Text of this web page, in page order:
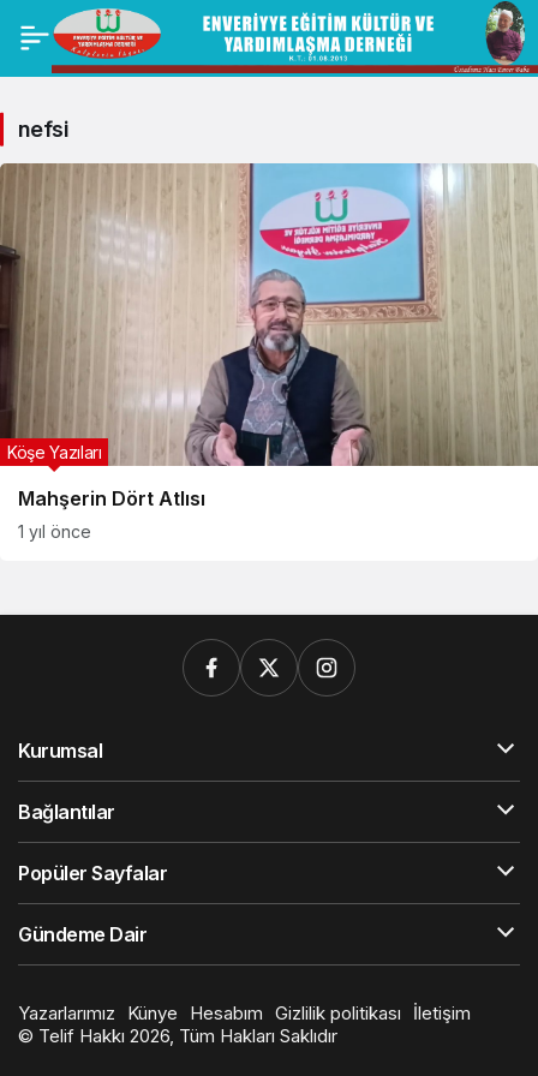
nefsi
Mahşerin Dört Atlısı
Köşe Yazıları
1 yıl önce
Kurumsal
Bağlantılar
Popüler Sayfalar
Gündeme Dair
Yazarlarımız Künye Hesabım Gizlilik politikası
İletişim
© Telif Hakkı 2026, Tüm Hakları Saklıdır